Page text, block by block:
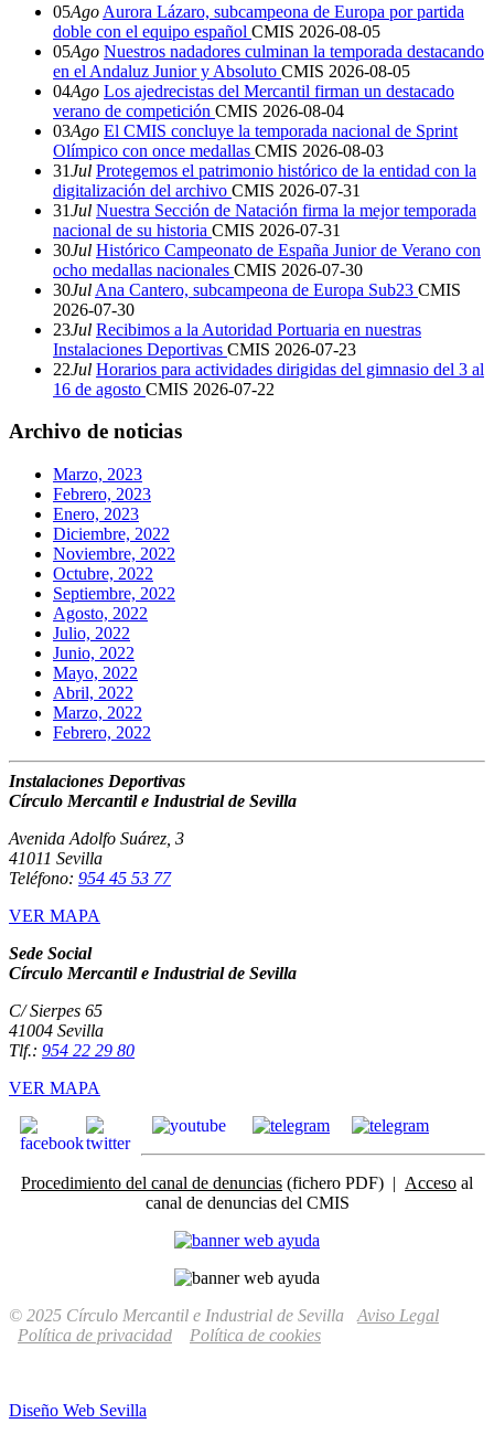
05Ago Aurora Lázaro, subcampeona de Europa por partida
doble con el equipo español CMIS 2026-08-05
05Ago Nuestros nadadores culminan la temporada destacando
en el Andaluz Junior y Absoluto CMIS 2026-08-05
04Ago Los ajedrecistas del Mercantil firman un destacado
verano de competición CMIS 2026-08-04
03Ago El CMIS concluye la temporada nacional de Sprint
Olímpico con once medallas CMIS 2026-08-03
31Jul Protegemos el patrimonio histórico de la entidad con la
digitalización del archivo CMIS 2026-07-31
31Jul Nuestra Sección de Natación firma la mejor temporada
nacional de su historia CMIS 2026-07-31
30Jul Histórico Campeonato de España Junior de Verano con
ocho medallas nacionales CMIS 2026-07-30
30Jul Ana Cantero, subcampeona de Europa Sub23 CMIS
2026-07-30
23Jul Recibimos a la Autoridad Portuaria en nuestras
Instalaciones Deportivas CMIS 2026-07-23
22Jul Horarios para actividades dirigidas del gimnasio del 3 al
16 de agosto CMIS 2026-07-22
Archivo de noticias
Marzo, 2023
Febrero, 2023
Enero, 2023
Diciembre, 2022
Noviembre, 2022
Octubre, 2022
Septiembre, 2022
Agosto, 2022
Julio, 2022
Junio, 2022
Mayo, 2022
Abril, 2022
Marzo, 2022
Febrero, 2022
Instalaciones Deportivas
Círculo Mercantil e Industrial de Sevilla
Avenida Adolfo Suárez, 3
41011 Sevilla
Teléfono: 954 45 53 77
VER MAPA
Sede Social
Círculo Mercantil e Industrial de Sevilla
C/ Sierpes 65
41004 Sevilla
Tlf.: 954 22 29 80
VER MAPA
Procedimiento del canal de denuncias (fichero PDF) | Acceso al
canal de denuncias del CMIS
© 2025 Círculo Mercantil e Industrial de Sevilla Aviso Legal
Política de privacidad
Política de cookies
Diseño Web Sevilla